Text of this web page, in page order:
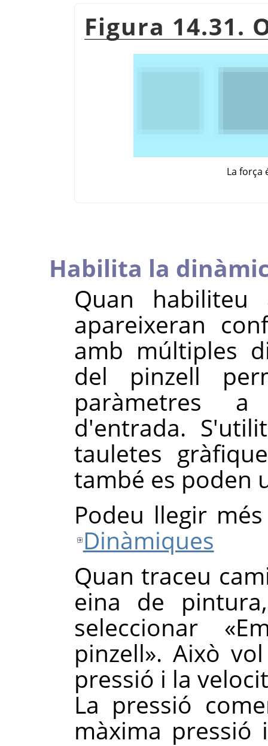
Figura 14.31.
La força
Habilita la
Quan
apareixeran
amb múltiples
del pinzell
paràmetres a
d'entrada.
tauletes
també es poden
Podeu llegir
Dinàmiques
Quan traceu
eina de
seleccionar «
pinzell». Això
pressió i la
La pressió
màxima